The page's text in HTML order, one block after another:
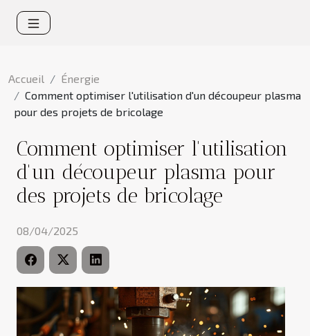
Accueil
Énergie
Comment optimiser l'utilisation d'un découpeur plasma
pour des projets de bricolage
Comment optimiser l'utilisation
d'un découpeur plasma pour
des projets de bricolage
08/04/2025